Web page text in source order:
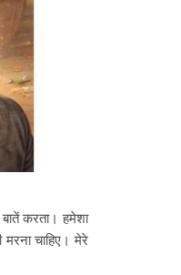
करता। हमेशा
चाहिए। मेरे